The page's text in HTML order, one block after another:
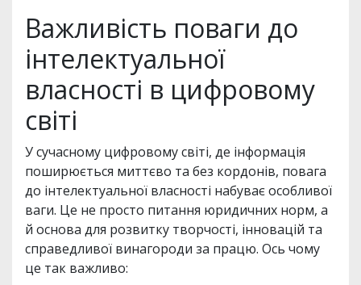
Важливість поваги до
інтелектуальної
власності в цифровому
світі
У сучасному цифровому світі, де інформація
поширюється миттєво та без кордонів, повага
до інтелектуальної власності набуває особливої
ваги. Це не просто питання юридичних норм, а
й основа для розвитку творчості, інновацій та
справедливої винагороди за працю. Ось чому
це так важливо: